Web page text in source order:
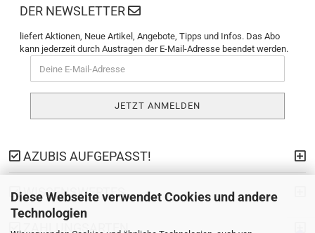
Diese Webseite verwendet Cookies und andere
Technologien
DER NEWSLETTER
liefert Aktionen, Neue Artikel, Angebote, Tipps und Infos. Das Abo
kann jederzeit durch Austragen der E-Mail-Adresse beendet werden.
AZUBIS AUFGEPASST!
WISSENSWERTES
ZAHLUNGSARTEN